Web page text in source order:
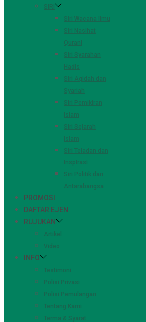
SIRI
Siri Wacana Ilmu
Siri Nasihat
Qurani
Siri Syarahan
Hadis
Siri Aqidah dan
Syariah
Siri Pemikiran
Islam
Siri Sejarah
Islam
Siri Teladan dan
Inspirasi
Siri Politik dan
Antarabangsa
PROMOSI
DAFTAR EJEN
RUJUKAN
Artikel
Video
INFO
Testimoni
Polisi Privasi
Polisi Pemulangan
Tentang Kami
Terma & Syarat